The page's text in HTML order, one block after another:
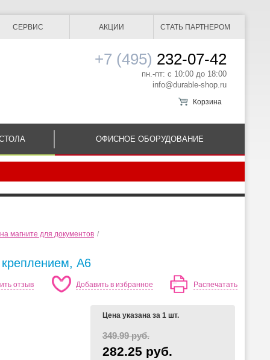
СЕРВИС АКЦИИ СТАТЬ ПАРТНЕРОМ
+7 (495) 232-07-42
пн.-пт: с 10:00 до 18:00
info@durable-shop.ru
Корзина
ОФИСНОЕ ОБОРУДОВАНИЕ
магните для документов /
A6
Распечатать
Добавить в избранное
отзыв
Цена указана за 1 шт.
349.99 руб.
282.25 руб.